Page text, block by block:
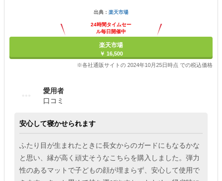
出典： 楽天市場
24時間タイムセー
ル毎日開催中
楽天市場
￥ 16,500
※各社通販サイトの 2024年10月25日時点 での税込価格
愛用者
口コミ
安心して寝かせられます
ふたり目が生まれたときに長女からのガードにもなるかな
と思い、縁が高く頑丈そうなこちらを購入しました。弾力
性のあるマットで子どもの顔が埋まらず、安心して使用で